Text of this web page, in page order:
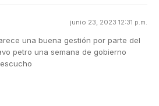
junio 23, 2023 12:31 p.m.
una buena gestión por parte del
petro una semana de gobierno